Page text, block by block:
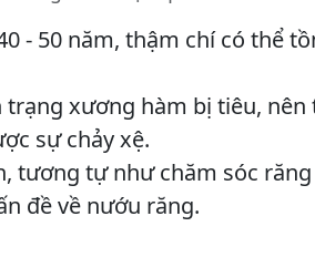
- 50 năm, thậm chí có thể
xương hàm bị tiêu, nên
sự chảy xệ.
tương tự như chăm sóc
đề về nướu răng.